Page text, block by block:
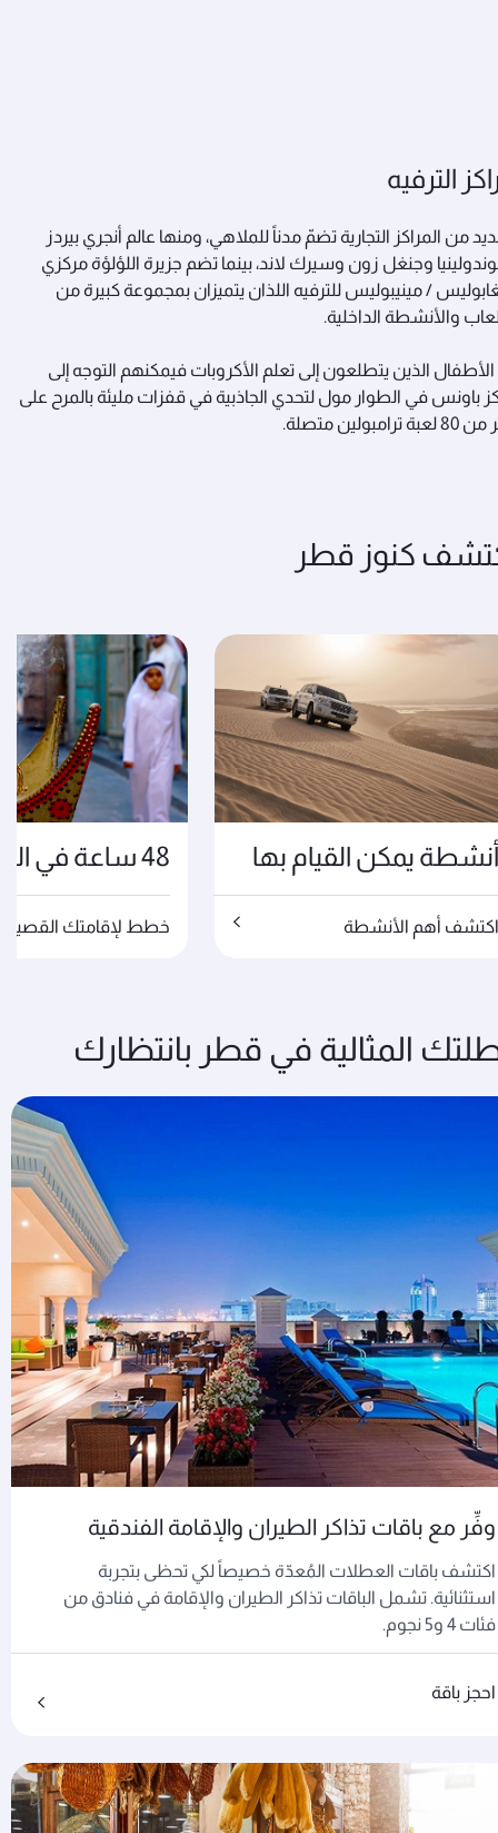
الترفيه
من المراكز التجارية تضمّ مدناً للملاهي، ومنها عالم أنجري بيردز
وجنغل زون وسيرك لاند، بينما تضم جزيرة اللؤلؤة مركزي
/ مينيبوليس للترفيه اللذان يتميزان بمجموعة كبيرة من
والأنشطة الداخلية.
الأطفال الذين يتطلعون إلى تعلم الأكروبات فيمكنهم التوجه إلى
باونس في الطوار مول لتحدي الجاذبية في قفزات مليئة بالمرح على
ترامبولين متصلة.
كنوز قطر
أنشطة يمكن القيام بها
اكتشف أهم الأنشطة
48 ساعة في الدوحة
خطط لإقامتك القصيرة
المثالية في قطر بانتظارك
وفِّر مع باقات تذاكر الطيران والإقامة الفندقية
اكتشف باقات العطلات المُعدّة خصيصاً لكي تحظى بتجربة
استثنائية. تشمل الباقات تذاكر الطيران والإقامة في فنادق من
فئات 4 و5 نجوم.
احجز باقة